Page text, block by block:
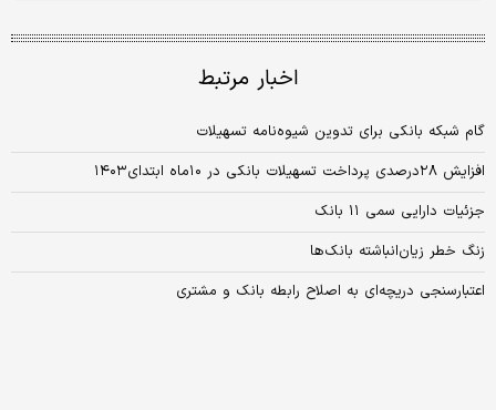
اخبار مرتبط
گام شبکه بانکی برای تدوین شیوه‌نامه تسهیلات
افزایش ۲۸درصدی پرداخت تسهیلات بانکی در ۱۰ماه ابتدای۱۴۰۳
جزئیات دارایی سمی ۱۱ بانک
زنگ خطر زیان‌انباشته بانک‌ها
اعتبارسنجی دریچه‌‌ای به اصلاح رابطه بانک و مشتری